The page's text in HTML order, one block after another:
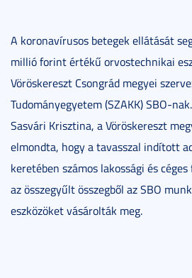
A koronavírusos betegek ellátását
millió forint értékű orvostechnikai
Vöröskereszt Csongrád megyei
Tudományegyetem (SZAKK) SBO-
Sasvári Krisztina, a Vöröskereszt
elmondta, hogy a tavasszal indított
keretében számos lakossági és
az összegyűlt összegből az SBO
eszközöket vásárolták meg.